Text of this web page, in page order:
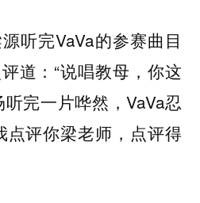
听完VaVa的参赛曲目
道：“说唱教母，你这
完一片哗然，VaVa忍
点评你梁老师，点评得